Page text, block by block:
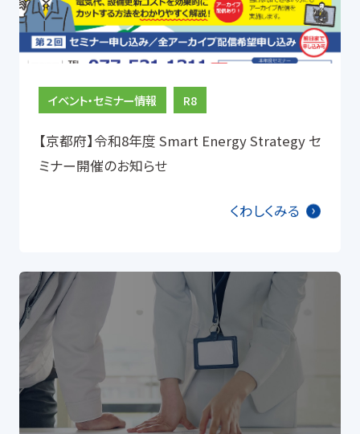
EMS その他
取組種別
設備投資改善 運用改善
イベント・セミナー情報 R8
【京都府】令和8年度 Smart Energy Strategy セ
ミナー開催のお知らせ
くわしくみる